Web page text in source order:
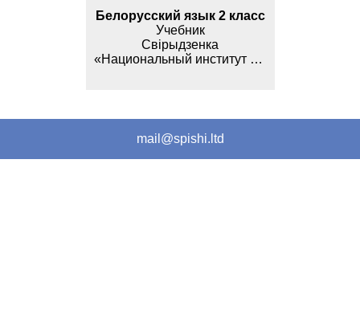
Белорусский язык 2 класс
Учебник
Свірыдзенка
«Национальный институт образования»
mail@spishi.ltd